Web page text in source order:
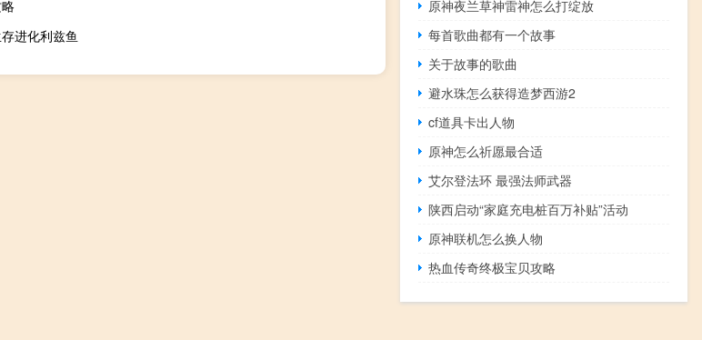
进化利兹鱼
原神夜兰草神雷神怎么打绽放
每首歌曲都有一个故事
关于故事的歌曲
避水珠怎么获得造梦西游2
cf道具卡出人物
原神怎么祈愿最合适
艾尔登法环 最强法师武器
陕西启动“家庭充电桩百万补贴”活动
原神联机怎么换人物
热血传奇终极宝贝攻略